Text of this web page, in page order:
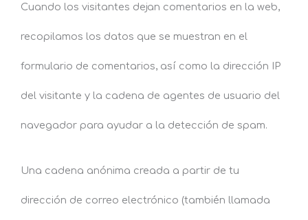
Cuando los visitantes dejan comentarios en la web,
recopilamos los datos que se muestran en el
formulario de comentarios, así como la dirección IP
del visitante y la cadena de agentes de usuario del
navegador para ayudar a la detección de spam.
Una cadena anónima creada a partir de tu
dirección de correo electrónico (también llamada